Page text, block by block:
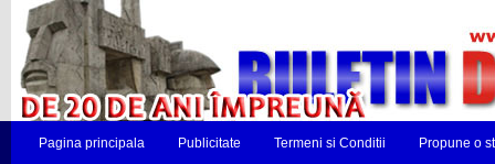
Pagina principala Publicitate Termeni si Conditii Propune o